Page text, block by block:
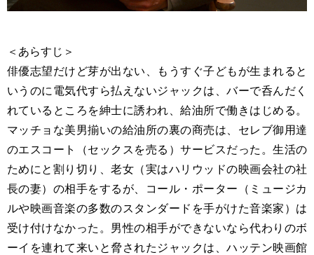
＜あらすじ＞
俳優志望だけど芽が出ない、もうすぐ子どもが生まれると
いうのに電気代すら払えないジャックは、バーで呑んだく
れているところを紳士に誘われ、給油所で働きはじめる。
マッチョな美男揃いの給油所の裏の商売は、セレブ御用達
のエスコート（セックスを売る）サービスだった。生活の
ためにと割り切り、老女（実はハリウッドの映画会社の社
長の妻）の相手をするが、コール・ポーター（ミュージカ
ルや映画音楽の多数のスタンダードを手がけた音楽家）は
受け付けなかった。男性の相手ができないなら代わりのボ
ーイを連れて来いと脅されたジャックは、ハッテン映画館